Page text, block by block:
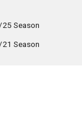
Season
Season